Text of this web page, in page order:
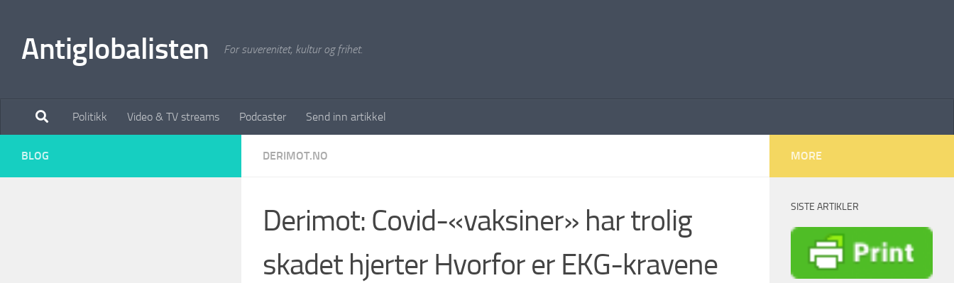
Antiglobalisten For suverenitet, kultur og frihet.
Politikk Video & TV streams Podcaster Send inn artikkel
DERIMOT.NO
Derimot: Covid-«vaksiner» har trolig
skadet hjerter Hvorfor er EKG-kravene
BLOG MORE
SISTE ARTIKLER